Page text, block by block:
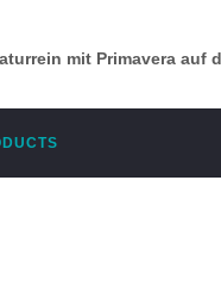
mit Primavera auf